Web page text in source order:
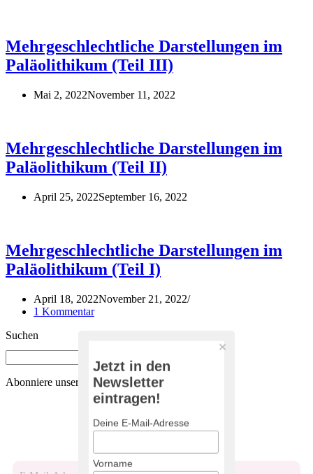
Mehrgeschlechtliche Darstellungen im
Paläolithikum (Teil III)
Mai 2, 2022November 11, 2022
Mehrgeschlechtliche Darstellungen im
Paläolithikum (Teil II)
April 25, 2022September 16, 2022
Mehrgeschlechtliche Darstellungen im
Paläolithikum (Teil I)
April 18, 2022November 21, 2022
1 Kommentar
Suchen
Abonniere unseren Newsletter
Bleib auf dem Laufenden!
Jetzt in den
Newsletter
eintragen!
Deine E-Mail-Adresse
Vorname